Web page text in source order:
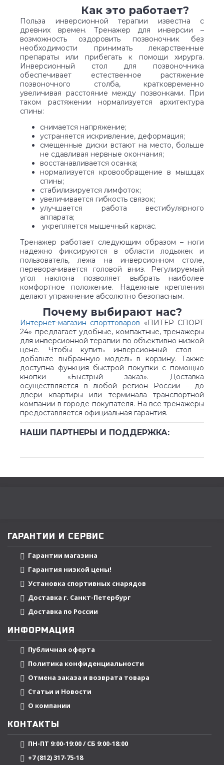
Как это работает?
Польза инверсионной терапии известна с
древних времен. Тренажер для инверсии –
возможность оздоровить позвоночник без
необходимости принимать лекарственные
препараты или прибегать к помощи хирурга.
Инверсионный стол для позвоночника
обеспечивает естественное растяжение
позвоночного столба, кратковременно
увеличивая расстояние между позвонками. При
таком растяжении нормализуется архитектура
спины:
снимается напряжение;
устраняется искривление, деформация;
смещенные диски встают на место, больше
не сдавливая нервные окончания;
восстанавливается осанка;
нормализуется кровообращение в мышцах
спины;
стабилизируется лимфоток;
увеличивается гибкость связок;
улучшается работа вестибулярного
аппарата;
укрепляется мышечный каркас.
Тренажер работает следующим образом – ноги
надежно фиксируются в области лодыжек и
пользователь, лежа на инверсионном столе,
переворачивается головой вниз. Регулируемый
угол наклона позволяет выбрать наиболее
комфортное положение. Надежные крепления
делают упражнение абсолютно безопасным.
Почему выбирают нас?
Интернет-магазин спорттоваров «ПИТЕР СПОРТ
24» предлагает удобные, компактные, тренажеры
для инверсионной терапии по объективно низкой
цене. Чтобы купить инверсионный стол –
добавьте выбранную модель в корзину. Также
доступна функция быстрой покупки с помощью
кнопки «Быстрый заказ». Доставка
осуществляется в любой регион России – до
двери квартиры или терминала транспортной
компании в городе покупателя. На все тренажеры
предоставляется официальная гарантия.
НАШИ ПАРТНЕРЫ И ПОДДЕРЖКА:
ГАРАНТИИ И СЕРВИС
Гарантии магазина
Гарантия низкой цены!
Установка спортивных снарядов
Доставка г. Санкт-Петербург
Доставка по России
ИНФОРМАЦИЯ
Публичная оферта
Политика конфиденциальности
Отмена заказа и возврата товара
Статьи и Новости
О компании
КОНТАКТЫ
ПН-ПТ 9:00-19:00 / СБ 9:00-18:00
+7 (812) 317-75-18